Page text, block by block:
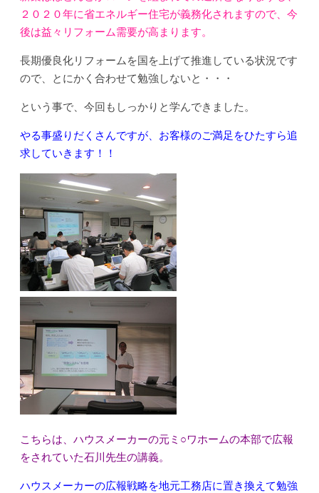
２０２０年に省エネルギー住宅が義務化されますので、今
後は益々リフォーム需要が高まります。
長期優良化リフォームを国を上げて推進している状況です
ので、とにかく合わせて勉強しないと・・・
という事で、今回もしっかりと学んできました。
やる事盛りだくさんですが、お客様のご満足をひたすら追
求していきます！！
こちらは、ハウスメーカーの元ミ○ワホームの本部で広報
をされていた石川先生の講義。
ハウスメーカーの広報戦略を地元工務店に置き換えて勉強